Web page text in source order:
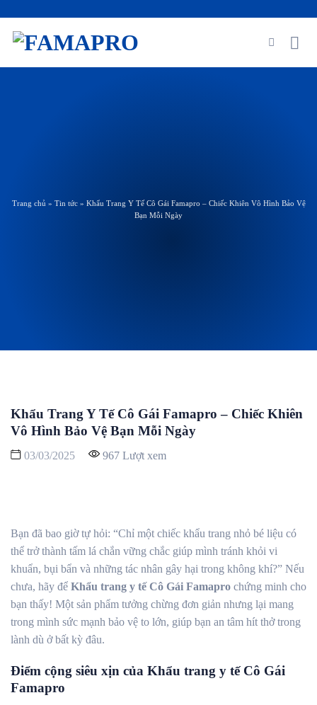
Trang chủ » Tin tức» Khẩu Trang Y Tế Cô Gái Famapro – Chiếc Khiên Vô Hình Bảo Vệ
Bạn Mỗi Ngày
Khẩu Trang Y Tế Cô Gái Famapro – Chiếc Khiên
Vô Hình Bảo Vệ Bạn Mỗi Ngày
03/03/2025 967 Lượt xem
Bạn đã bao giờ tự hỏi: “Chỉ một chiếc khẩu trang nhỏ bé liệu có
thể trở thành tấm lá chắn vững chắc giúp mình tránh khỏi vi
khuẩn, bụi bẩn và những tác nhân gây hại trong không khí?” Nếu
chưa, hãy để Khẩu trang y tế Cô Gái Famapro chứng minh cho
bạn thấy! Một sản phẩm tưởng chừng đơn giản nhưng lại mang
trong mình sức mạnh bảo vệ to lớn, giúp bạn an tâm hít thở trong
lành dù ở bất kỳ đâu.
Điểm cộng siêu xịn của Khẩu trang y tế Cô Gái
Famapro